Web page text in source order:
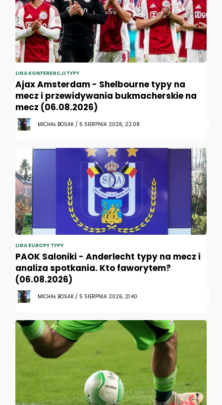
LIGA KONFERENCJI TYPY
Ajax Amsterdam - Shelbourne typy na
mecz i przewidywania bukmacherskie na
mecz (06.08.2026)
MICHAŁ BOSAK / 5 SIERPNIA 2026, 22:08
LIGA EUROPY TYPY
PAOK Saloniki - Anderlecht typy na mecz i
analiza spotkania. Kto faworytem?
(06.08.2026)
MICHAŁ BOSAK / 5 SIERPNIA 2026, 21:40